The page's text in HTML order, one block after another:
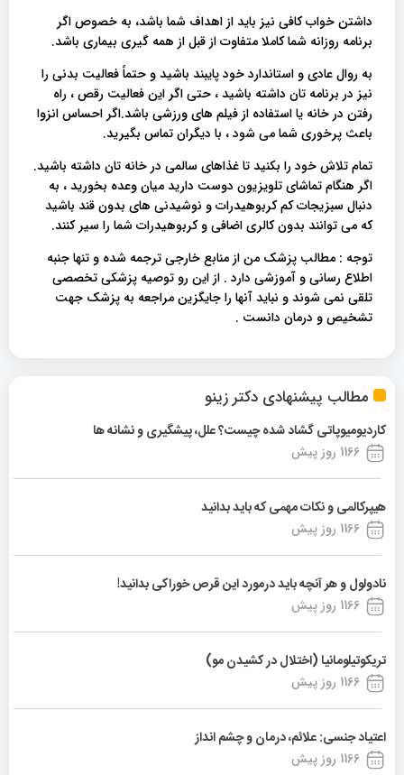
مطالب پیشنهادی دکتر زینو
کاردیومیوپاتی گشاد شده چیست؟ علل، پیشگیری و نشانه ها
1166 روز پیش
هیپرکالمی و نکات مهمی که باید بدانید
1166 روز پیش
نادولول و هر آنچه باید درمورد این قرص خوراکی بدانید!
1166 روز پیش
تریکوتیلومانیا (اختلال در کشیدن مو)
1166 روز پیش
اعتیاد جنسی: علائم، درمان و چشم انداز
1166 روز پیش
داشتن خواب کافی نیز باید از اهداف شما باشد، به خصوص اگر
برنامه روزانه شما کاملا متفاوت از قبل از همه گیری بیماری باشد.
به روال عادی و استاندارد خود پایبند باشید و حتماً فعالیت بدنی را
نیز در برنامه تان داشته باشید ، حتی اگر این فعالیت رقص ، راه
رفتن در خانه یا استفاده از فیلم های ورزشی باشد.اگر احساس انزوا
باعث پرخوری شما می شود ، با دیگران تماس بگیرید.
تمام تلاش خود را بکنید تا غذاهای سالمی در خانه تان داشته باشید.
اگر هنگام تماشای تلویزیون دوست دارید میان وعده بخورید ، به
دنبال سبزیجات کم کربوهیدرات و نوشیدنی های بدون قند باشید
که می توانند بدون کالری اضافی و کربوهیدرات شما را سیر کنند.
توجه : مطالب پزشک من از منابع خارجی ترجمه شده و تنها جنبه
اطلاع رسانی و آموزشی دارد . از این رو توصیه پزشکی تخصصی
تلقی نمی شوند و نباید آنها را جایگزین مراجعه به پزشک جهت
تشخیص و درمان دانست .